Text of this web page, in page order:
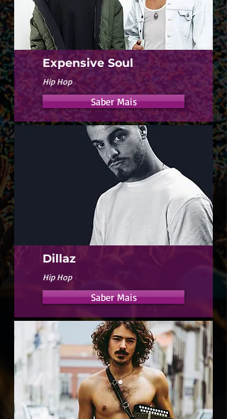
Expensive Soul
Hip Hop
Saber Mais
Dillaz
Hip Hop
Saber Mais